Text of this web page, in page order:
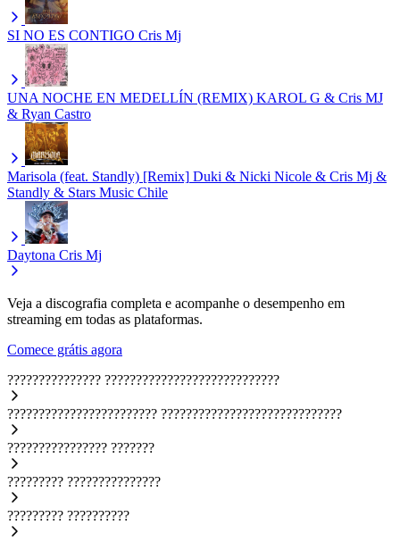
SI NO ES CONTIGO Cris Mj
UNA NOCHE EN MEDELLÍN (REMIX) KAROL G & Cris MJ
& Ryan Castro
Marisola (feat. Standly) [Remix] Duki & Nicki Nicole & Cris Mj &
Standly & Stars Music Chile
Daytona Cris Mj
Veja a discografia completa e acompanhe o desempenho em
streaming em todas as plataformas.
Comece grátis agora
??????????????? ????????????????????????????
???????????????????????? ?????????????????????????????
???????????????? ???????
????????? ???????????????
????????? ??????????